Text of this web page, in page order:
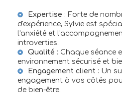
Expertise : Forte de
d'expérience, Sylvie est
l'anxiété et
introverties.
Qualité : Chaque séance
environnement sécurisé et
Engagement client : Un
engagement à vos côtés
de bien-être.